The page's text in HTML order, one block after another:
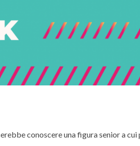
conoscere una figura senior a